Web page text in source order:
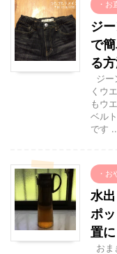
・お
ジ
で
る
ジー
くウ
もウ
ベル
です
・お
水
ポ
置に
おま